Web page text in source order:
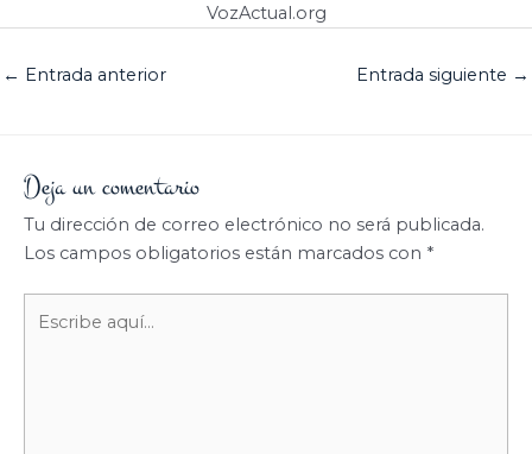
VozActual.org
← Entrada anterior Entrada siguiente →
Deja un comentario
Tu dirección de correo electrónico no será publicada.
Los campos obligatorios están marcados con *
aquí...